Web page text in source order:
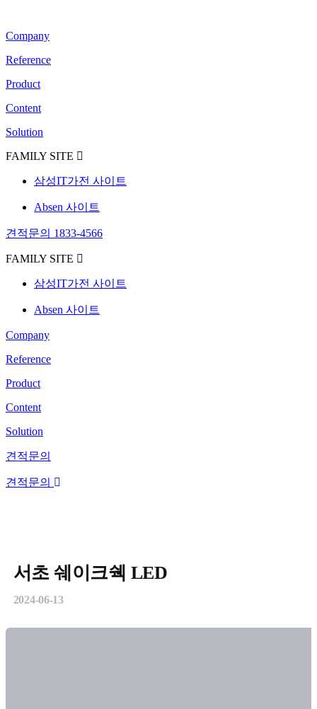
Company
Reference
Product
Content
Solution
FAMILY SITE
삼성IT가전 사이트
Absen 사이트
견적문의 1833-4566
FAMILY SITE
삼성IT가전 사이트
Absen 사이트
Company
Reference
Product
Content
Solution
견적문의
견적문의
서초 쉐이크쉑 LED
2024-06-13